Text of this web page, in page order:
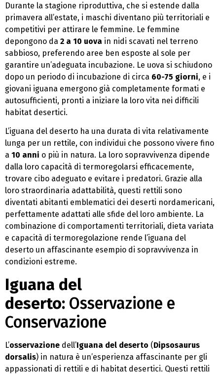
Durante la stagione riproduttiva, che si estende dalla
primavera all’estate, i maschi diventano più territoriali e
competitivi per attirare le femmine. Le femmine
depongono da 2 a 10 uova in nidi scavati nel terreno
sabbioso, preferendo aree ben esposte al sole per
garantire un’adeguata incubazione. Le uova si schiudono
dopo un periodo di incubazione di circa 60-75 giorni, e i
giovani iguana emergono già completamente formati e
autosufficienti, pronti a iniziare la loro vita nei difficili
habitat desertici.
L’iguana del deserto ha una durata di vita relativamente
lunga per un rettile, con individui che possono vivere fino
a 10 anni o più in natura. La loro sopravvivenza dipende
dalla loro capacità di termoregolarsi efficacemente,
trovare cibo adeguato e evitare i predatori. Grazie alla
loro straordinaria adattabilità, questi rettili sono
diventati abitanti emblematici dei deserti nordamericani,
perfettamente adattati alle sfide del loro ambiente. La
combinazione di comportamenti territoriali, dieta variata
e capacità di termoregolazione rende l’iguana del
deserto un affascinante esempio di sopravvivenza in
condizioni estreme.
Iguana del
deserto: Osservazione e
Conservazione
L’osservazione dell’Iguana del deserto (Dipsosaurus
dorsalis) in natura è un’esperienza affascinante per gli
appassionati di rettili e di habitat desertici. Questi rettili